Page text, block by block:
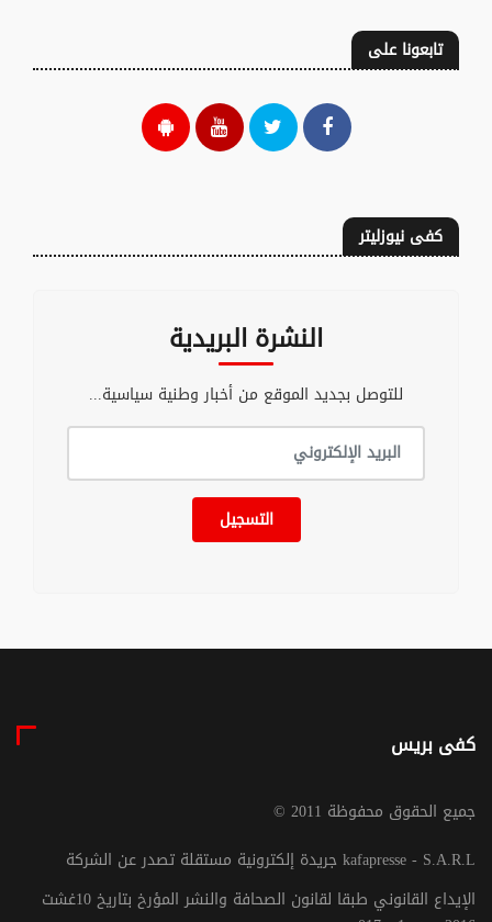
تابعونا على
كفى نيوزليتر
النشرة البريدية
للتوصل بجديد الموقع من أخبار وطنية سياسية...
التسجيل
كفى بريس
© جميع الحقوق محفوظة 2011
جريدة إلكترونية مستقلة تصدر عن الشركة kafapresse - S.A.R.L
الإيداع القانوني طبقا لقانون الصحافة والنشر المؤرخ بتاريخ 10غشت